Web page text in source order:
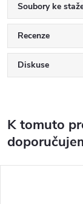
Soubory ke
Recenze
Diskuse
K tomuto